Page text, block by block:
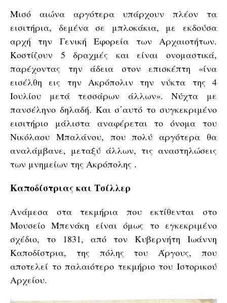
Μισό αιώνα αργότερα υπάρχουν πλέον τα
εισιτήρια, δεμένα σε μπλοκάκια, με εκδούσα
αρχή την Γενική Εφορεία των Αρχαιοτήτων.
Κοστίζουν 5 δραχμές και είναι ονομαστικά,
παρέχοντας την άδεια στον επισκέπτη «ίνα
εισέλθη εις την Ακρόπολιν την νύκτα της 4
Ιουλίου μετά τεσσάρων άλλων». Νύχτα με
πανσέληνο δηλαδή. Και σ΄αυτό το συγκεκριμένο
εισιτήριο μάλιστα αναφέρεται το όνομα του
Νικόλαου Μπαλάνου, που πολύ αργότερα θα
αναλάμβανε, μεταξύ άλλων, τις αναστηλώσεις
των μνημείων της Ακρόπολης .
Καποδίστριας και Τσίλλερ
Ανάμεσα στα τεκμήρια που εκτίθενται στο
Μουσείο Μπενάκη είναι όμως το εγκεκριμένο
σχέδιο, το 1831, από τον Kυβερνήτη Ιωάννη
Καποδίστρια, της πόλης του Άργους, που
αποτελεί το παλαιότερο τεκμήριο του Ιστορικού
Αρχείου.